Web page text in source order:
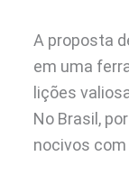
A proposta
em uma
lições
No Brasil,
nocivos